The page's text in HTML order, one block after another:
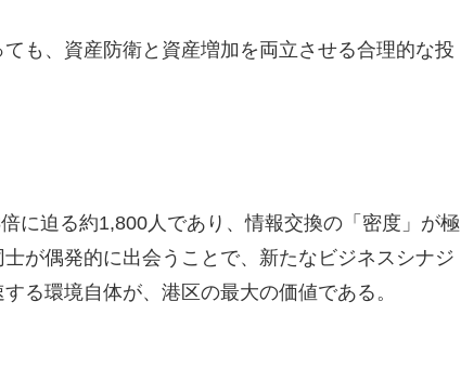
も、資産防衛と資産増加を両立させる合理的な投
に迫る約1,800人であり、情報交換の「密度」が極
が偶発的に出会うことで、新たなビジネスシナジ
る環境自体が、港区の最大の価値である。